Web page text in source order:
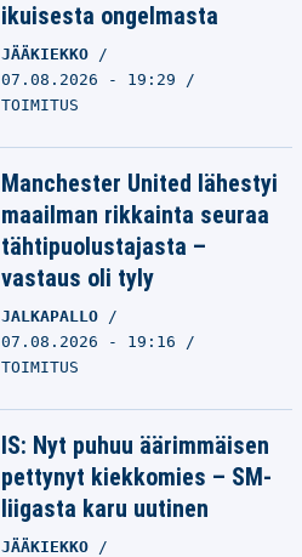
ikuisesta ongelmasta
JÄÄKIEKKO
07.08.2026 - 19:29
TOIMITUS
Manchester United lähestyi
maailman rikkainta seuraa
tähtipuolustajasta –
vastaus oli tyly
JALKAPALLO
07.08.2026 - 19:16
TOIMITUS
IS: Nyt puhuu äärimmäisen
pettynyt kiekkomies – SM-
liigasta karu uutinen
JÄÄKIEKKO